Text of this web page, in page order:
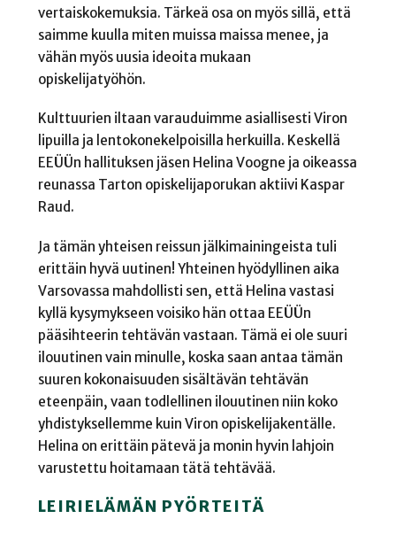
vertaiskokemuksia. Tärkeä osa on myös sillä, että
saimme kuulla miten muissa maissa menee, ja
vähän myös uusia ideoita mukaan
opiskelijatyöhön.
Kulttuurien iltaan varauduimme asiallisesti Viron
lipuilla ja lentokonekelpoisilla herkuilla. Keskellä
EEÜÜn hallituksen jäsen Helina Voogne ja oikeassa
reunassa Tarton opiskelijaporukan aktiivi Kaspar
Raud.
Ja tämän yhteisen reissun jälkimainingeista tuli
erittäin hyvä uutinen! Yhteinen hyödyllinen aika
Varsovassa mahdollisti sen, että Helina vastasi
kyllä kysymykseen voisiko hän ottaa EEÜÜn
pääsihteerin tehtävän vastaan. Tämä ei ole suuri
ilouutinen vain minulle, koska saan antaa tämän
suuren kokonaisuuden sisältävän tehtävän
eteenpäin, vaan todlellinen ilouutinen niin koko
yhdistyksellemme kuin Viron opiskelijakentälle.
Helina on erittäin pätevä ja monin hyvin lahjoin
varustettu hoitamaan tätä tehtävää.
LEIRIELÄMÄN PYÖRTEITÄ